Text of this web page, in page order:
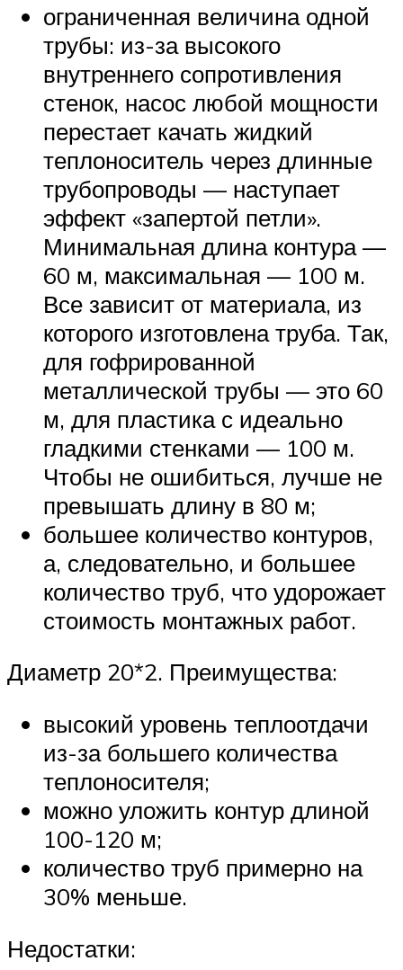
ограниченная величина одной
трубы: из-за высокого
внутреннего сопротивления
стенок, насос любой мощности
перестает качать жидкий
теплоноситель через длинные
трубопроводы — наступает
эффект «запертой петли».
Минимальная длина контура —
60 м, максимальная — 100 м.
Все зависит от материала, из
которого изготовлена труба. Так,
для гофрированной
металлической трубы — это 60
м, для пластика с идеально
гладкими стенками — 100 м.
Чтобы не ошибиться, лучше не
превышать длину в 80 м;
большее количество контуров,
а, следовательно, и большее
количество труб, что удорожает
стоимость монтажных работ.
Диаметр 20*2. Преимущества:
высокий уровень теплоотдачи
из-за большего количества
теплоносителя;
можно уложить контур длиной
100-120 м;
количество труб примерно на
30% меньше.
Недостатки: